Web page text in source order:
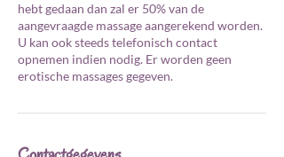
hebt gedaan dan zal er 50% van de
aangevraagde massage aangerekend worden.
U kan ook steeds telefonisch contact
opnemen indien nodig. Er worden geen
erotische massages gegeven.